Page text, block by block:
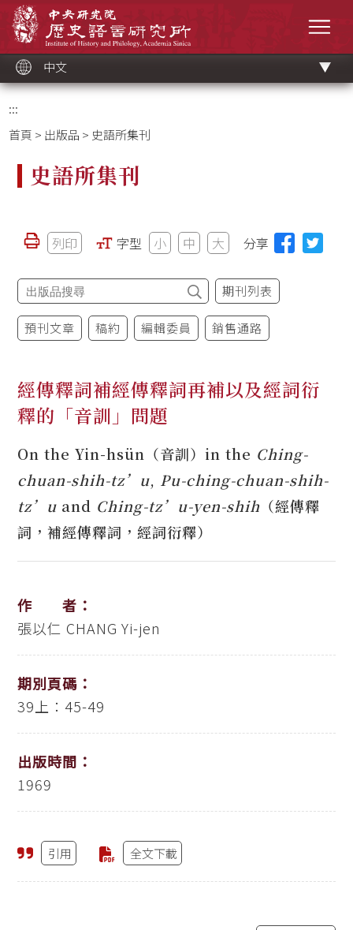
中文
:::
首頁 > 出版品 > 史語所集刊
史語所集刊
列印 字型 小 中 大 分享
期刊列表
預刊文章 稿約 編輯委員 銷售通路
經傳釋詞補經傳釋詞再補以及經詞衍
釋的「音訓」問題
On the Yin-hsün（音訓）in the Ching-
chuan-shih-tz’u, Pu-ching-chuan-shih-
tz’uand Ching-tz’u-yen-shih （經傳釋
詞，補經傳釋詞，經詞衍釋）
作 者：
張以仁 CHANG Yi-jen
期別頁碼：
39上：45-49
出版時間：
1969
引用 全文下載